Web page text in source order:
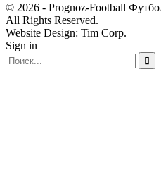
© 2026 - Prognoz-Football
All Rights Reserved.
Website Design: Tim Corp.
Sign in